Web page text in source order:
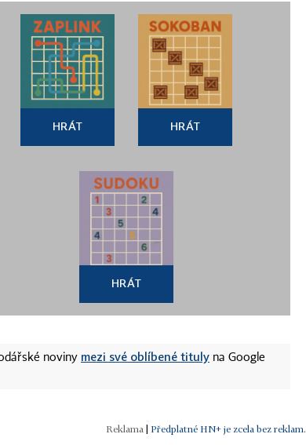
HRÁT HRÁT
HRÁT
noviny mezi své oblíbené tituly na Google
| Předplatné HN+ je zcela bez reklam.